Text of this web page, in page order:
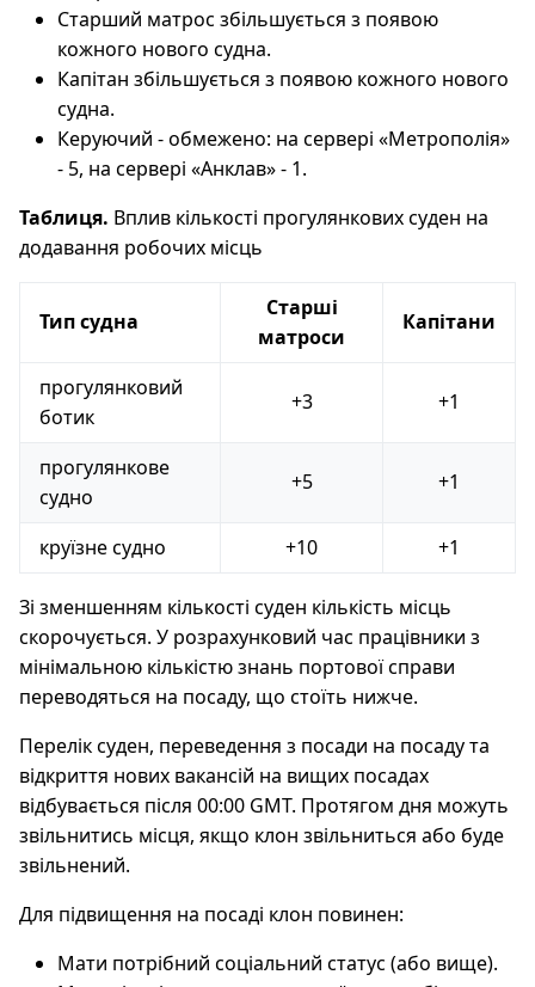
Старший матрос збільшується з появою
кожного нового судна.
Капітан збільшується з появою кожного нового
судна.
Керуючий - обмежено: на сервері «Метрополія»
- 5, на сервері «Анклав» - 1.
Таблиця. Вплив кількості прогулянкових суден на
додавання робочих місць
Тип судна
Старші
матроси
Капітани
прогулянковий
ботик
+3 +1
прогулянкове
судно
+5 +1
круїзне судно +10 +1
Зі зменшенням кількості суден кількість місць
скорочується. У розрахунковий час працівники з
мінімальною кількістю знань портової справи
переводяться на посаду, що стоїть нижче.
Перелік суден, переведення з посади на посаду та
відкриття нових вакансій на вищих посадах
відбувається після 00:00 GMT. Протягом дня можуть
звільнитись місця, якщо клон звільниться або буде
звільнений.
Для підвищення на посаді клон повинен:
Мати потрібний соціальний статус (або вище).